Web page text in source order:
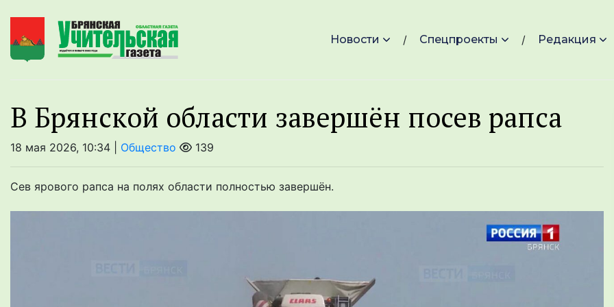
Новости Спецпроекты Редакция
В Брянской области завершён посев рапса
18 мая 2026, 10:34 | Общество 139
Сев ярового рапса на полях области полностью завершён.